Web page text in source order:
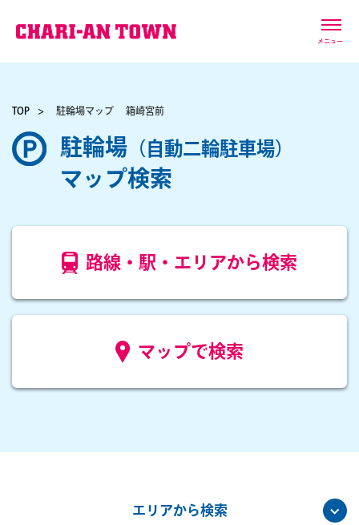
メニュー
TOP 駐輪場マップ 箱崎宮前
駐輪場 （自動二輪駐車場）
マップ検索
路線・駅・エリアから検索
マップで検索
エリアから検索